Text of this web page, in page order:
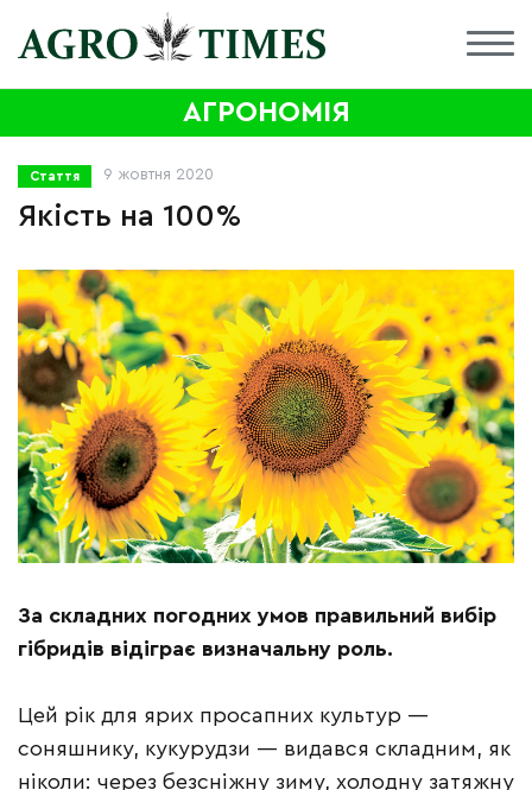
АГРОНОМІЯ
Стаття 9 жовтня 2020
Якість на 100%
За складних погодних умов правильний вибір
гібридів відіграє визначальну роль.
Цей рік для ярих просапних культур —
соняшнику, кукурудзи — видався складним, як
ніколи: через безсніжну зиму, холодну затяжну